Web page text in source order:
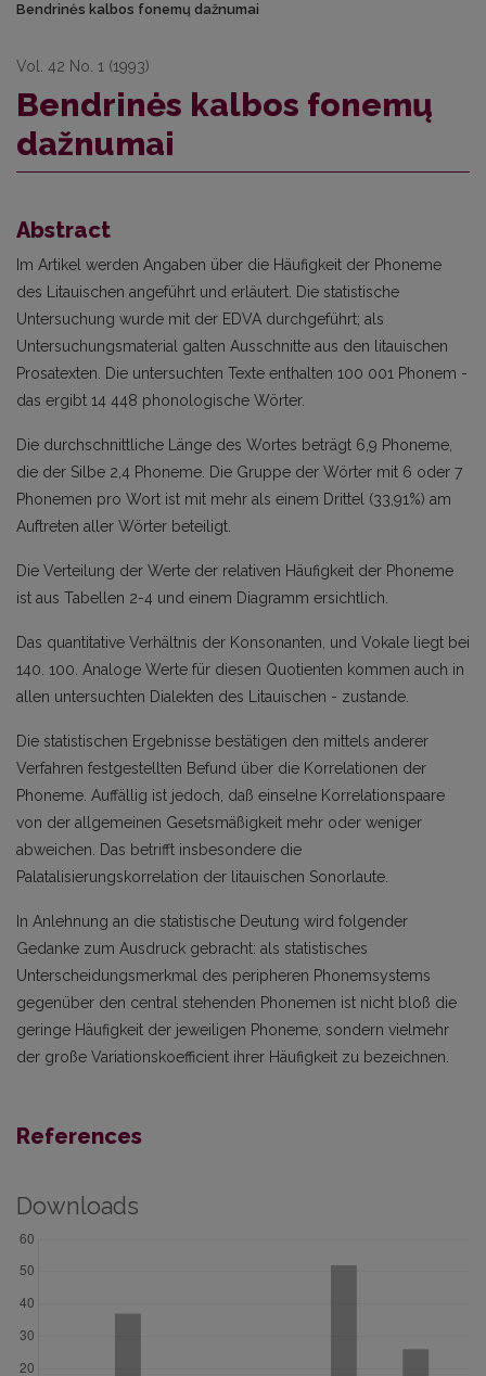
Bendrinės kalbos fonemų dažnumai
Vol. 42 No. 1 (1993)
Bendrinės kalbos fonemų
dažnumai
Abstract
Im Artikel werden Angaben über die Häufigkeit der Phoneme
des Litauischen angeführt und erläutert. Die statistische
Untersuchung wurde mit der EDVA durchgeführt; als
Untersuchungsmaterial galten Ausschnitte aus den litauischen
Prosatexten. Die untersuchten Texte enthalten 100 001 Phonem -
das ergibt 14 448 phonologische Wörter.
Die durchschnittliche Länge des Wortes beträgt 6,9 Phoneme,
die der Silbe 2,4 Phoneme. Die Gruppe der Wörter mit 6 oder 7
Phonemen pro Wort ist mit mehr als einem Drittel (33,91%) am
Auftreten aller Wörter beteiligt.
Die Verteilung der Werte der relativen Häufigkeit der Phoneme
ist aus Tabellen 2-4 und einem Diagramm ersichtlich.
Das quantitative Verhältnis der Konsonanten, und Vokale liegt bei
140. 100. Analoge Werte für diesen Quotienten kommen auch in
allen untersuchten Dialekten des Litauischen - zustande.
Die statistischen Ergebnisse bestätigen den mittels anderer
Verfahren festgestellten Befund über die Korrelationen der
Phoneme. Auffällig ist jedoch, daß einselne Korrelationspaare
von der allgemeinen Gesetsmäßigkeit mehr oder weniger
abweichen. Das betrifft insbesondere die
Palatalisierungskorrelation der litauischen Sonorlaute.
In Anlehnung an die statistische Deutung wird folgender
Gedanke zum Ausdruck gebracht: als statistisches
Unterscheidungsmerkmal des peripheren Phonemsystems
gegenüber den central stehenden Phonemen ist nicht bloß die
geringe Häufigkeit der jeweiligen Phoneme, sondern vielmehr
der große Variationskoefficient ihrer Häufigkeit zu bezeichnen.
References
Downloads